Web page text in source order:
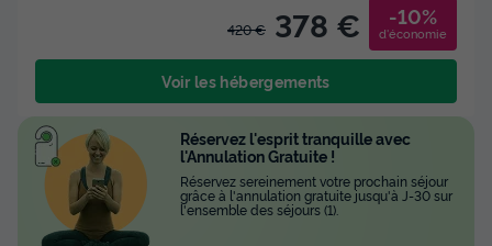
420 € 378 € -10%
d'économie
Voir les hébergements
Réservez l'esprit tranquille avec
l'Annulation Gratuite !
Réservez sereinement votre prochain séjour
grâce à l'annulation gratuite jusqu'à J-30 sur
l'ensemble des séjours (1).